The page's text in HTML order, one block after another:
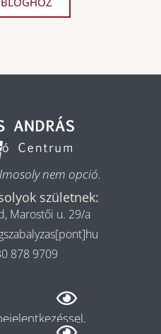
nem opció.
születnek:
Marostői u. 29/a
878 9709